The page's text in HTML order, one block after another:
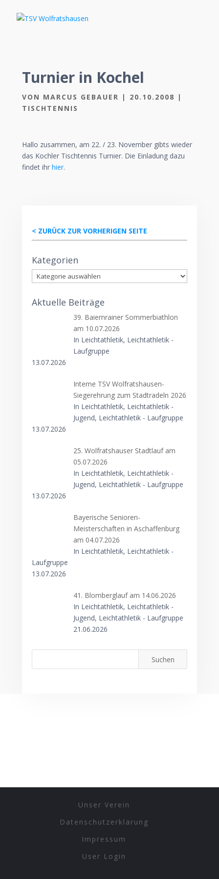
Turnier in Kochel
VON MARCUS GEBAUER | 20.10.2008 |
TISCHTENNIS
Hallo zusammen, am 22. / 23. November gibts wieder
das Kochler Tischtennis Turnier. Die Einladung dazu
findet ihr hier.
< ZURÜCK ZUR VORHERIGEN SEITE
Kategorien
Kategorien
Aktuelle Beiträge
39. Baiernrainer Sommerbiathlon
am 10.07.2026
In Leichtathletik, Leichtathletik -
Laufgruppe
13.07.2026
Interne TSV Wolfratshausen-
Siegerehrung zum Stadtradeln 2026
In Leichtathletik, Leichtathletik -
Jugend, Leichtathletik - Laufgruppe
13.07.2026
25. Wolfratshauser Stadtlauf am
05.07.2026
In Leichtathletik, Leichtathletik -
Jugend, Leichtathletik - Laufgruppe
13.07.2026
Bayerische Senioren-
Meisterschaften in Aschaffenburg
am 04.07.2026
In Leichtathletik, Leichtathletik -
Laufgruppe
13.07.2026
41. Blomberglauf am 14.06.2026
In Leichtathletik, Leichtathletik -
Jugend, Leichtathletik - Laufgruppe
21.06.2026
Unser Verein
Datenschutzerklärung
Impressum
User Login